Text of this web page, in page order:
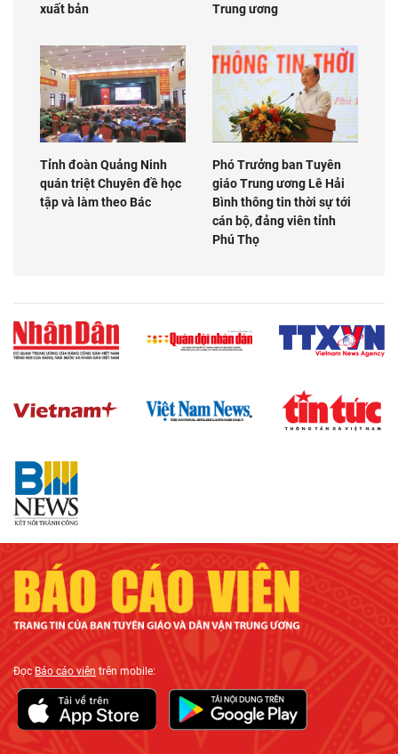
xuất bản
Trung ương
Tỉnh đoàn Quảng Ninh
quán triệt Chuyên đề học
tập và làm theo Bác
Phó Trưởng ban Tuyên
giáo Trung ương Lê Hải
Bình thông tin thời sự tới
cán bộ, đảng viên tỉnh
Phú Thọ
ĐọcBáo cáo viên trên mobile: